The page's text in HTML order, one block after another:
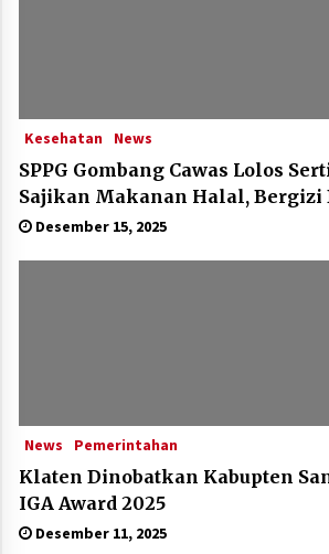
Kesehatan News
SPPG Gombang Cawas Lolos
Sajikan Makanan Halal, Bergizi
Desember 15, 2025
News Pemerintahan
Klaten Dinobatkan Kabupten
IGA Award 2025
Desember 11, 2025